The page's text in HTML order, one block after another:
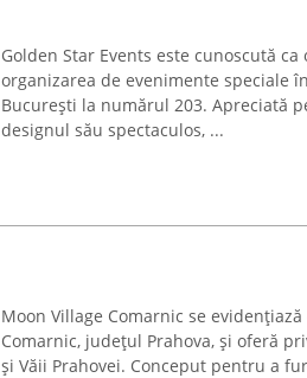
Golden Star Events este cunoscută
organizarea de evenimente speciale
București la numărul 203. Apreciată
designul său spectaculos, ...
Moon Village Comarnic se
Comarnic, județul Prahova, și oferă
și Văii Prahovei. Conceput pentru a